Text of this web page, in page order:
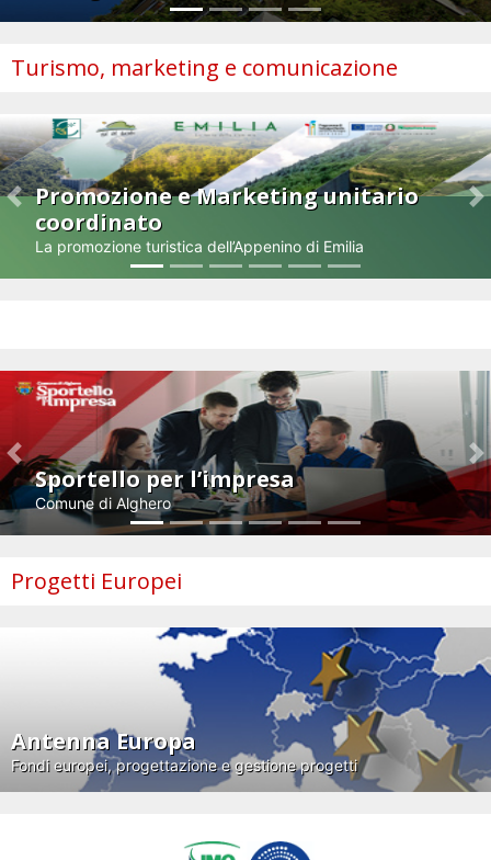
Turismo, marketing e comunicazione
Promozione e Marketing unitario
coordinato
La promozione turistica dell’Appenino di Emilia
Previous
Sportello per l’impresa
Comune di Alghero
Previous
Progetti Europei
Antenna Europa
Fondi europei, progettazione e gestione progetti